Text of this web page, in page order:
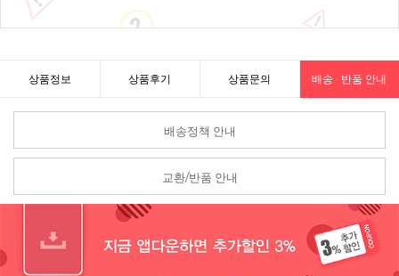
상품정보 상품후기 상품문의 배송 · 반품 안내
배송정책 안내
교환/반품 안내